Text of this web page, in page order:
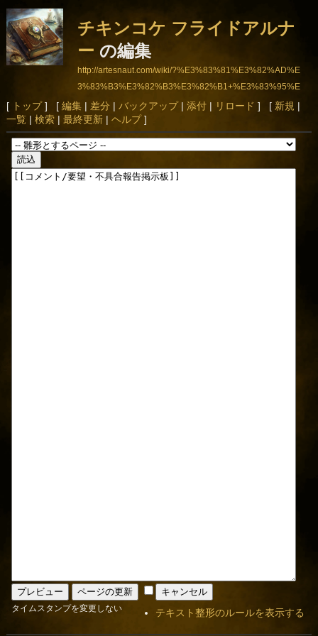
チキンコケ フライドアルナ
ー の編集
http://artesnaut.com/wiki/?%E3%83%81%E3%82%AD%E
3%83%B3%E3%82%B3%E3%82%B1+%E3%83%95%E
3%83%A9%E3%82%A4%E3%83%89%E3%82%A2%E3%
83%AB%E3%83%8A%E3%83%BC
[ トップ] [ 編集| 差分 | バックアップ| 添付| リロード ] [ 新規 |
一覧| 検索| 最終更新| ヘルプ]
タイムスタンプを変更しない テキスト整形のルールを表示する